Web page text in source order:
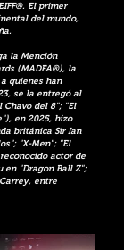
El primer
del mundo,
la Mención
(MADFA®), la
quienes han
se la entregó al
Chavo del 8"; "El
en 2025, hizo
británica Sir Ian
"X-Men"; "El
actor de
en "Dragon Ball Z";
entre